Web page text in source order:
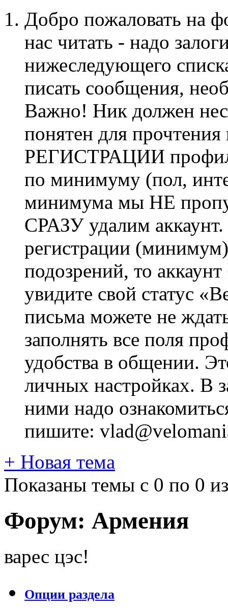
Добро пожаловать на
нас читать - надо
нижеследующего
писать сообщения,
Важно! Ник должен
понятен для
РЕГИСТРАЦИИ профиль
по минимуму (пол,
минимума мы НЕ
СРАЗУ удалим
регистрации
подозрений, то
увидите свой статус
письма можете не
заполнять все поля
удобства в общении.
личных настройках. В
ними надо
пишите:
+ Новая тема
Показаны темы с 0 по 0
Форум: Армения
варес цэс!
Опции раздела